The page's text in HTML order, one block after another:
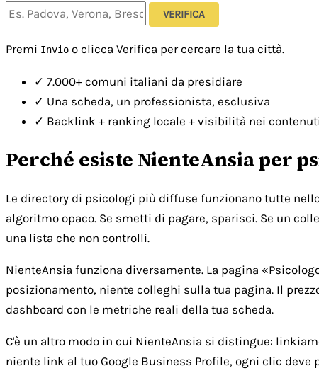
VERIFICA
Premi Invio o clicca Verifica per cercare la tua città.
✓ 7.000+ comuni italiani da presidiare
✓ Una scheda, un professionista, esclusiva
✓ Backlink + ranking locale + visibilità nei
Perché esiste NienteAnsia per
Le directory di psicologi più diffuse funzionano tutte
algoritmo opaco. Se smetti di pagare, sparisci. Se un
una lista che non controlli.
NienteAnsia funziona diversamente. La pagina
posizionamento, niente colleghi sulla tua pagina. Il
dashboard con le metriche reali della tua scheda.
C'è un altro modo in cui NienteAnsia si distingue:
niente link al tuo Google Business Profile, ogni clic